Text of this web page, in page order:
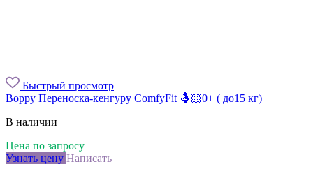
Быстрый просмотр
Boppy Переноска-кенгуру ComfyFit 🤱🏻0+ ( до15 кг)
В наличии
Цена по запросу
Узнать цену Написать